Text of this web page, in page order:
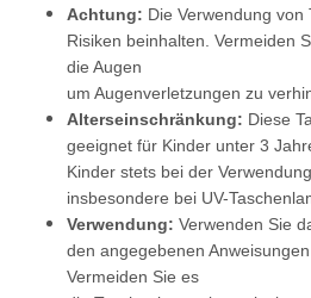
Achtung: Die Verwendung von
Risiken beinhalten. Vermeiden
die Augen
um Augenverletzungen zu
Alterseinschränkung: Diese
geeignet für Kinder unter 3
Kinder stets bei der
insbesondere bei UV-
Verwendung: Verwenden Sie
den angegebenen
Vermeiden Sie es